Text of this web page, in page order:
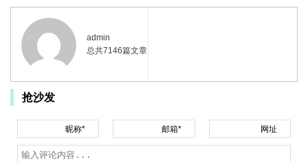
admin
总共7146篇文章
抢沙发
昵称* 邮箱* 网址